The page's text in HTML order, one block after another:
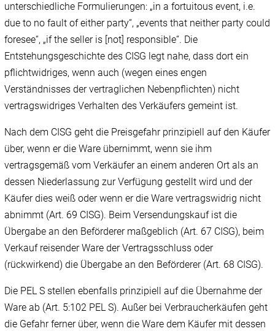
unterschiedliche Formulierungen: „in a fortuitous event, i.e.
due to no fault of either party“, „events that neither party could
foresee“, „if the seller is [not] responsible“. Die
Entstehungsgeschichte des CISG legt nahe, dass dort ein
pflichtwidriges, wenn auch (wegen eines engen
Verständnisses der vertraglichen Nebenpflichten) nicht
vertragswidriges Verhalten des Verkäufers gemeint ist.
Nach dem CISG geht die Preisgefahr prinzipiell auf den Käufer
über, wenn er die Ware übernimmt, wenn sie ihm
vertragsgemäß vom Verkäufer an einem anderen Ort als an
dessen Niederlassung zur Verfügung gestellt wird und der
Käufer dies weiß oder wenn er die Ware vertragswidrig nicht
abnimmt (Art. 69 CISG). Beim Versendungskauf ist die
Übergabe an den Beförderer maßgeblich (Art. 67 CISG), beim
Verkauf reisender Ware der Vertragsschluss oder
(rückwirkend) die Übergabe an den Beförderer (Art. 68 CISG).
Die PEL S stellen ebenfalls prinzipiell auf die Übernahme der
Ware ab (Art. 5:102 PEL S). Außer bei Verbraucherkäufen geht
die Gefahr ferner über, wenn die Ware dem Käufer mit dessen